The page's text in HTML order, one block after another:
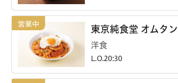
東京純食堂 オムタン
洋食
L.O.20:30